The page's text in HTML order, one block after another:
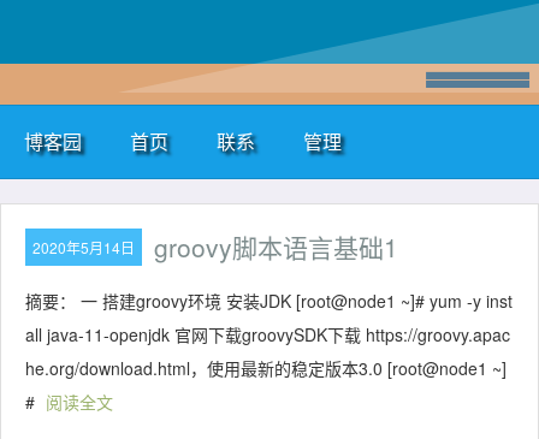
博客园 首页 联系 管理
2020年5月14日 groovy脚本语言基础1
摘要： 一 搭建groovy环境 安装JDK [root@node1 ~]# yum -y inst
all java-11-openjdk 官网下载groovySDK下载 https://groovy.apac
he.org/download.html，使用最新的稳定版本3.0 [root@node1 ~]
# 阅读全文